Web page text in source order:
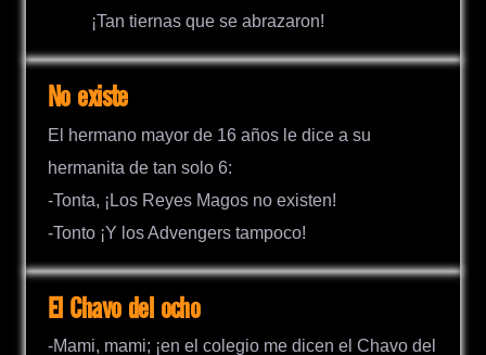
¡Tan tiernas que se abrazaron!
No existe
El hermano mayor de 16 años le dice a su
hermanita de tan solo 6:
-Tonta, ¡Los Reyes Magos no existen!
-Tonto ¡Y los Advengers tampoco!
El Chavo del ocho
-Mami, mami; ¡en el colegio me dicen el Chavo del